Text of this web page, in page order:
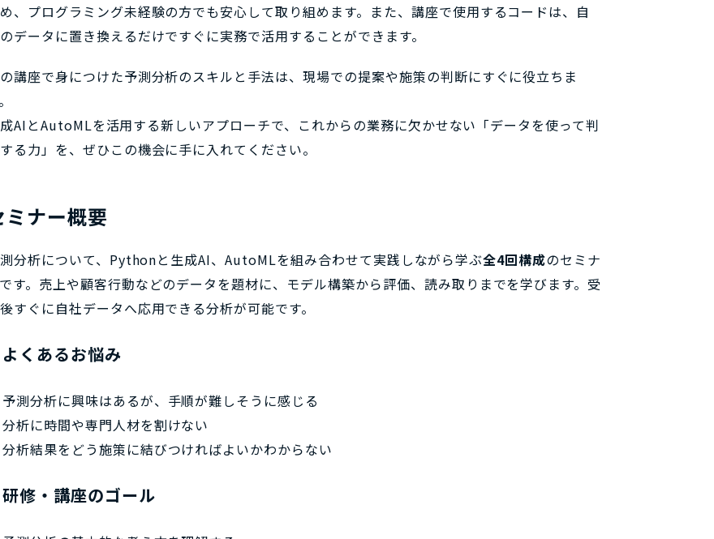
、プログラミング未経験の方でも安心して取り組めます。また、講座で使用するコードは、自
データに置き換えるだけですぐに実務で活用することができます。
講座で身につけた予測分析のスキルと手法は、現場での提案や施策の判断にすぐに役立ちま
AIとAutoMLを活用する新しいアプローチで、これからの業務に欠かせない「データを使って判
る力」を、ぜひこの機会に手に入れてください。
ミナー概要
分析について、Pythonと生成AI、AutoMLを組み合わせて実践しながら学ぶ全4回構成のセミナ
す。売上や顧客行動などのデータを題材に、モデル構築から評価、読み取りまでを学びます。受
すぐに自社データへ応用できる分析が可能です。
よくあるお悩み
予測分析に興味はあるが、手順が難しそうに感じる
分析に時間や専門人材を割けない
分析結果をどう施策に結びつければよいかわからない
研修・講座のゴール